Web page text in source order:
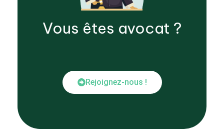
Vous êtes avocat ?
Rejoignez-nous !